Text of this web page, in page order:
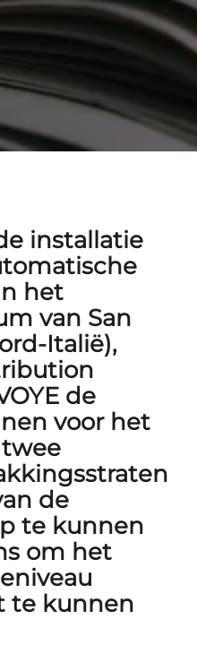
installatie
het
van San
Italië),
de
voor het
de
te kunnen
om het
te kunnen